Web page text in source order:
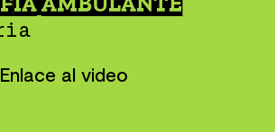
Enlace al video